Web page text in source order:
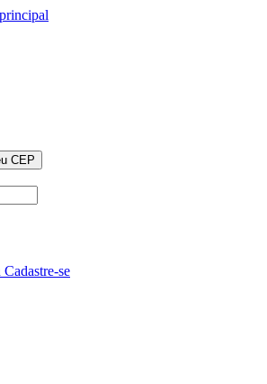
CEP
se